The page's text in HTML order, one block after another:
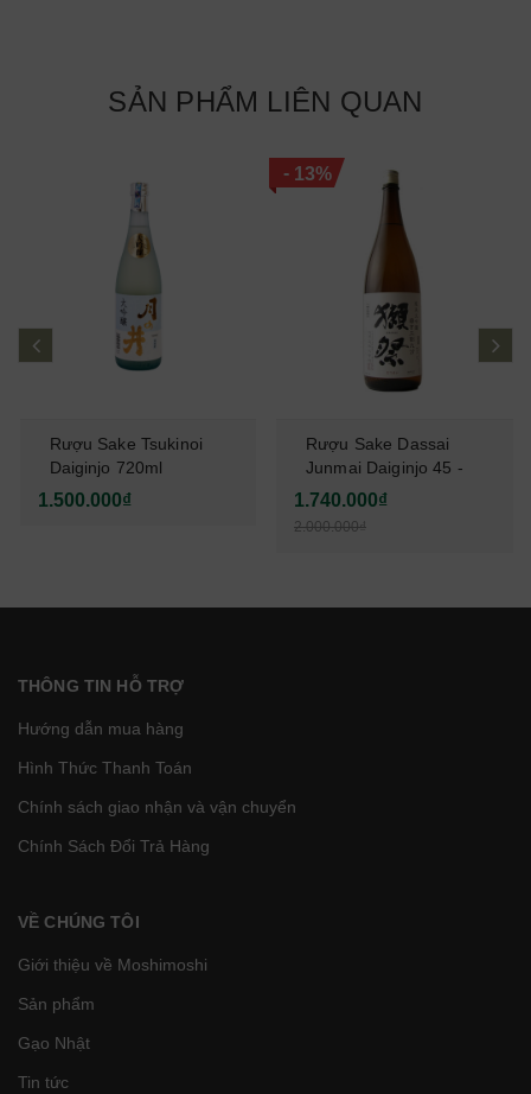
SẢN PHẨM LIÊN QUAN
Rượu Sake Tsukinoi
Daiginjo 720ml
1.500.000₫
-13%
Rượu Sake Dassai
Junmai Daiginjo 45 -
1L8
1.740.000₫
2.000.000₫
THÔNG TIN HỖ TRỢ
Hướng dẫn mua hàng
Hình Thức Thanh Toán
Chính sách giao nhận và vận chuyển
Chính Sách Đổi Trả Hàng
VỀ CHÚNG TÔI
Giới thiệu về Moshimoshi
Sản phẩm
Gạo Nhật
Tin tức